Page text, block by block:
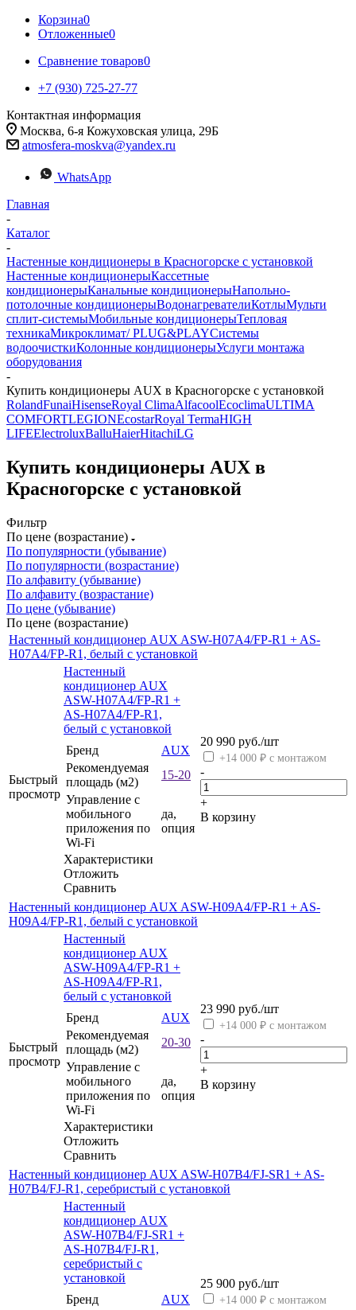
Корзина0
Отложенные0
Сравнение товаров0
+7 (930) 725-27-77
Контактная информация
Москва, 6-я Кожуховская улица, 29Б
atmosfera-moskva@yandex.ru
WhatsApp
Главная
-
Каталог
-
Настенные кондиционеры в Красногорске с установкой
Настенные кондиционерыКассетные
кондиционерыКанальные кондиционерыНапольно-
потолочные кондиционерыВодонагревателиКотлыМульти
сплит-системыМобильные кондиционерыТепловая
техникаМикроклимат/ PLUG&PLAYСистемы
водоочисткиКолонные кондиционерыУслуги монтажа
оборудования
-
Купить кондиционеры AUX в Красногорске с установкой
RolandFunaiHisenseRoyal ClimaAlfacoolEcoclimaULTIMA
COMFORTLEGIONEcostarRoyal TermaHIGH
LIFEElectroluxBalluHaierHitachiLG
Купить кондиционеры AUX в
Красногорске с установкой
Фильтр
По цене (возрастание)
По популярности (убывание)
По популярности (возрастание)
По алфавиту (убывание)
По алфавиту (возрастание)
По цене (убывание)
По цене (возрастание)
Настенный кондиционер AUX ASW-H07A4/FP-R1 + AS-
H07A4/FP-R1, белый с установкой
Быстрый
просмотр
Настенный
кондиционер AUX
ASW-H07A4/FP-R1 +
AS-H07A4/FP-R1,
белый с установкой
Бренд
AUX
Рекомендуемая
площадь (м2)
15-20
Управление c
мобильного
приложения по
Wi-Fi
да,
опция
Характеристики
Отложить
Сравнить
20 990 руб./шт
+14 000 ₽ с монтажом
-
+
В корзину
Настенный кондиционер AUX ASW-H09A4/FP-R1 + AS-
H09A4/FP-R1, белый с установкой
Быстрый
просмотр
Настенный
кондиционер AUX
ASW-H09A4/FP-R1 +
AS-H09A4/FP-R1,
белый с установкой
Бренд
AUX
Рекомендуемая
площадь (м2)
20-30
Управление c
мобильного
приложения по
Wi-Fi
да,
опция
Характеристики
Отложить
Сравнить
23 990 руб./шт
+14 000 ₽ с монтажом
-
+
В корзину
Настенный кондиционер AUX ASW-H07B4/FJ-SR1 + AS-
H07B4/FJ-R1, серебристый с установкой
Настенный
кондиционер AUX
ASW-H07B4/FJ-SR1 +
AS-H07B4/FJ-R1,
серебристый с
установкой
Бренд
AUX
25 900 руб./шт
+14 000 ₽ с монтажом